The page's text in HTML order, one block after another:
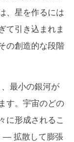
、星を作るには
て引き込まれま
の創造的な段階
最小の銀河が
す。宇宙のどの
に形成されるこ
— 拡散して膨張